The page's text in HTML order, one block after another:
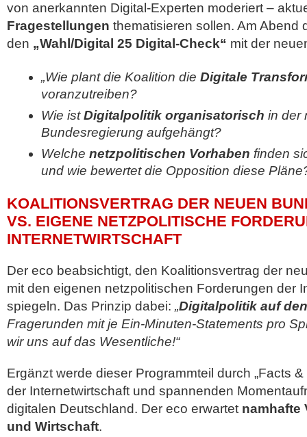
von anerkannten Digital-Experten moderiert –
Fragestellungen thematisieren sollen. Am Abend
den „Wahl/Digital 25 Digital-Check“ mit der
„Wie plant die Koalition die Digitale
voranzutreiben?
Wie istDigitalpolitik organisatorisch in der
Bundesregierung aufgehängt?
Welche netzpolitischen Vorhaben finden
und wie bewertet die Opposition diese
KOALITIONSVERTRAG DER NEUEN
VS. EIGENE NETZPOLITISCHE
INTERNETWIRTSCHAFT
Der eco beabsichtigt, den Koalitionsvertrag der
mit den eigenen netzpolitischen Forderungen der
spiegeln. Das Prinzip dabei: „Digitalpolitik auf
Fragerunden mit je Ein-Minuten-Statements pro
wir uns auf das Wesentliche!“
Ergänzt werde dieser Programmteil durch „Facts
der Internetwirtschaft und spannenden
digitalen Deutschland. Der eco erwartet namhafte
und Wirtschaft.